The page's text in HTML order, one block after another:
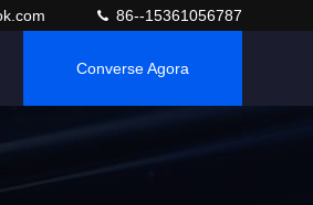
86--15361056787
Converse Agora